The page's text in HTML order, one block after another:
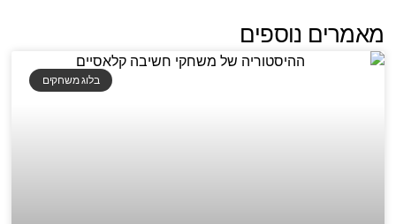
מאמרים נוספים
בלוג משחקים